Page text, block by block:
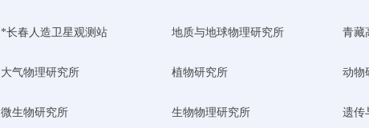
*长春人造卫星观测站 地质与地球物理研究所 青藏
大气物理研究所 植物研究所 动物
微生物研究所 生物物理研究所 遗传